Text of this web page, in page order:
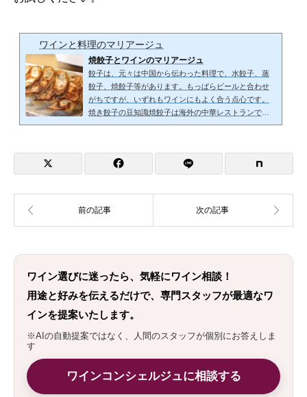
ワインと料理のマリアージュ
焼餃子とワインのマリアージュ
餃子は、元々は中国から伝わった料理で、水餃子、蒸
餃子、焼餃子等があります。もっぱらビールと合わせ
がちですが、いずれもワインにもよく合う点心です。
焼き餃子の豆知識焼餃子は海外の中華レストランでは
「北京風餃子」と書かれていることがありますが、内
争時に満州で多くの軍人が焼き餃子を食べたことか
ら、日本中で普及しました。その後、日本人の舌に合
わせて独自に進化し、家庭でも外食でも愛されていま
ワイン選びに迷ったら、気軽にワイン相談！
用途と好みを伝えるだけで、専門スタッフが最適なワ
インを提案いたします。
※AIの自動提案ではなく、人間のスタッフが個別にお答えしま
す
ワインコンシェルジュに相談する